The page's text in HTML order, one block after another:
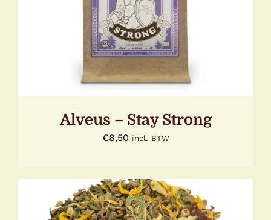
Alveus – Stay Strong
€8,50 incl. BTW